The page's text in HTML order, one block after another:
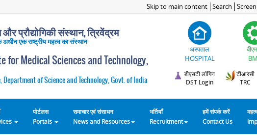
Skip to main content Search
और प्रौद्योगिकी संस्थान, त्रिवेंद्रम
अधीन एक राष्ट्रीय महत्व का संस्थान
Medical Sciences and Technology,
of Science and Technology, Govt. of India
अस्पताल
HOSPITAL
डीएसटी लॉगिन
DST Login
टीआरसी
TRC
पोर्टलस
Portals
समाचार एवं संसाधन
News and Resources
भर्तियाँ
Recruitment
हमें संपर्क करें
Contact Us